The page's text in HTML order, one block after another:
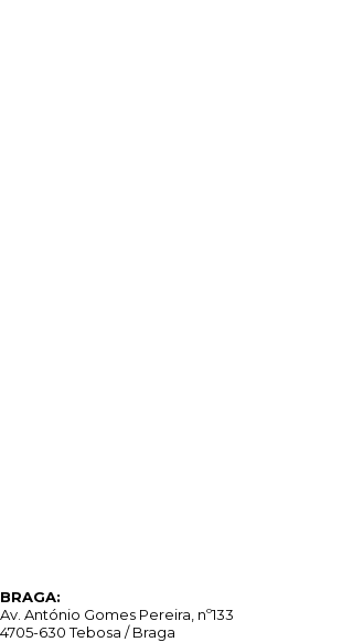
BRAGA:
Av. António Gomes Pereira, nº133
4705-630 Tebosa / Braga